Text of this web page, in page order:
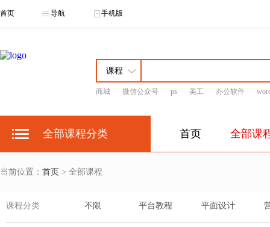
首页 导航 手机版
商城 微信公众号 ps 美工 办公软件
全部课程分类 首页 全部课
当前位置： 首页 > 全部课程
课程分类 不限 平台教程 平面设计